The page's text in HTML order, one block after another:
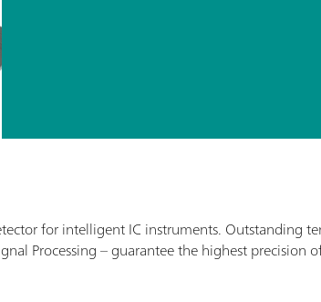
for intelligent IC instruments. Outstanding
Processing – guarantee the highest